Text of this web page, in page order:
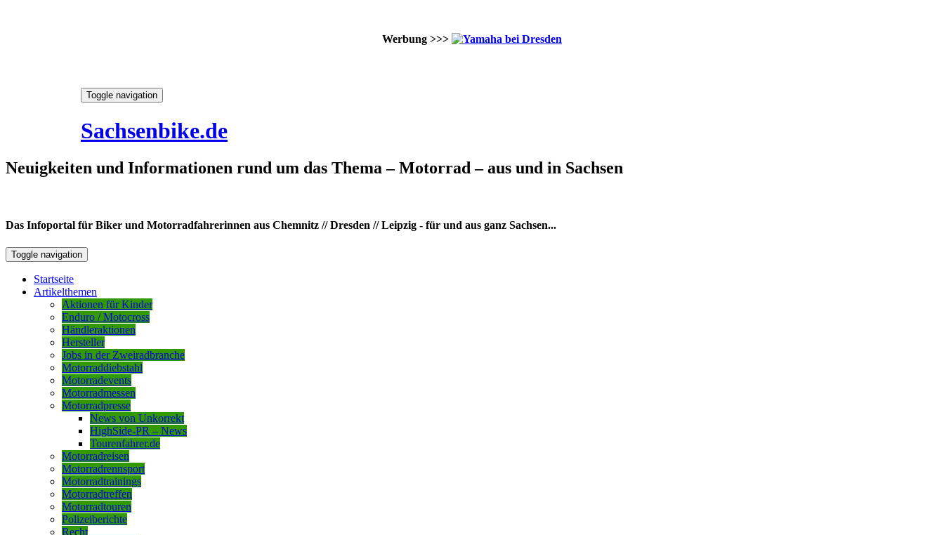
Werbung >>>
Toggle navigation
Sachsenbike.de
Neuigkeiten und Informationen rund um das Thema – Motorrad – aus und in Sachsen
Das Infoportal für Biker und Motorradfahrerinnen aus Chemnitz // Dresden // Leipzig - für und aus ganz Sachsen...
Toggle navigation
Startseite
Artikelthemen
Aktionen für Kinder
Enduro / Motocross
Händleraktionen
Hersteller
Jobs in der Zweiradbranche
Motorraddiebstahl
Motorradevents
Motorradmessen
Motorradpresse
News von Unkorrekt
HighSide-PR – News
Tourenfahrer.de
Motorradreisen
Motorradrennsport
Motorradtrainings
Motorradtreffen
Motorradtouren
Polizeiberichte
Recht